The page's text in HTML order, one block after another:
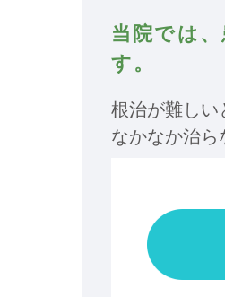
当院では
す。
根治が難しい
なかなか治ら